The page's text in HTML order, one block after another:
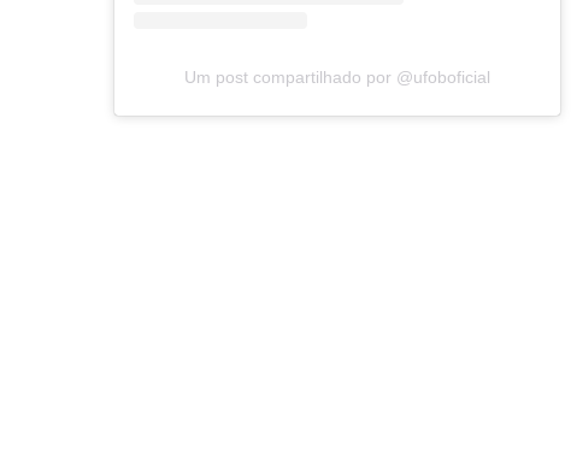
Um post compartilhado por @ufoboficial